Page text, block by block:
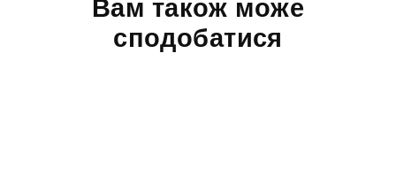
Вам також може
сподобатися